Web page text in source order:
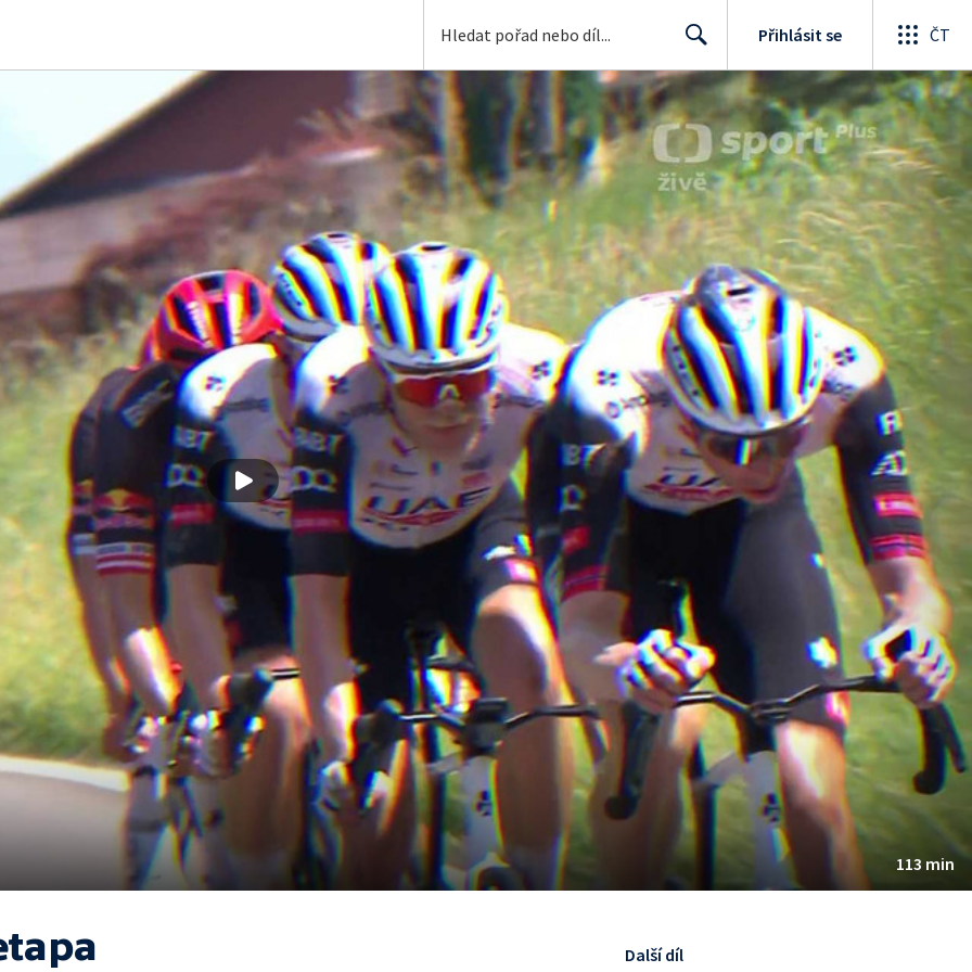
Search
Přihlásit se ČT
113 min
Další díl